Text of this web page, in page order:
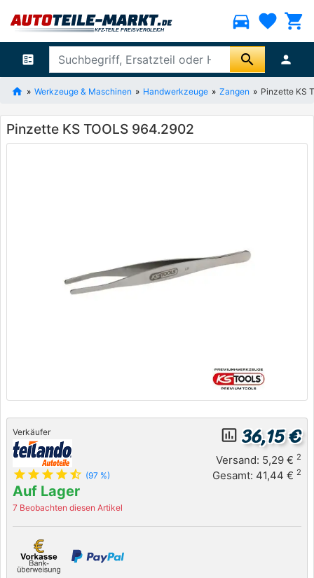
directions_car favorite shopping_cart
ballot search person
Werkzeuge & Maschinen Handwerkzeuge Zangen Pinzette KS
Pinzette KS TOOLS 964.2902
Verkäufer
star star star star star_half (97 %)
Auf Lager
7 Beobachten diesen Artikel
insert_chart_outlined 36,15 €
Versand: 5,29 € 2
Gesamt: 41,44 € 2